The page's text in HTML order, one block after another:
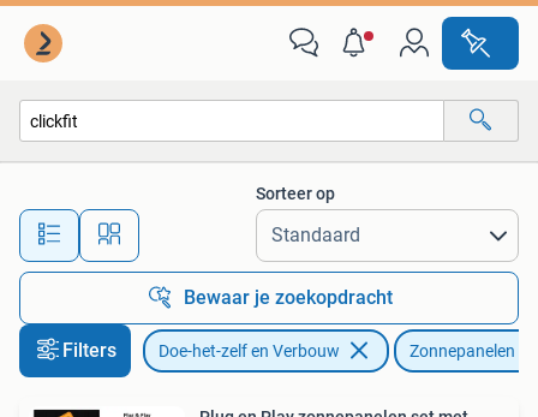
Alle afstanden…
Sorteer op
Bewaar je zoekopdracht
Filters Doe-het-zelf en Verbouw Zonnepanelen